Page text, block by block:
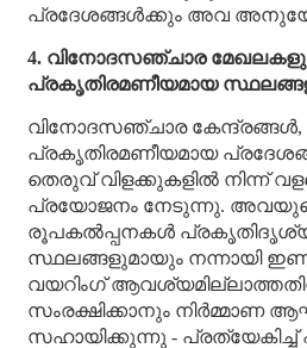
പ്രദേശങ്ങൾക്കും അവ
4. വിനോദസഞ്ചാര
പ്രകൃതിരമണീയമായ
വിനോദസഞ്ചാര
പ്രകൃതിരമണീയമായ
തെരുവ് വിളക്കുകളിൽ നിന്ന്
പ്രയോജനം നേടുന്നു.
രൂപകൽപ്പനകൾ
സ്ഥലങ്ങളുമായും നന്നായി
വയറിംഗ്
സംരക്ഷിക്കാനും നിർമ്മാണ
സഹായിക്കുന്നു -